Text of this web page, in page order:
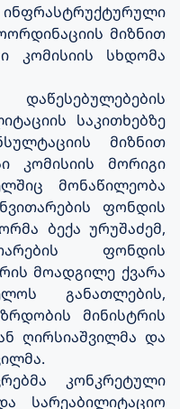
მიზნით
კომისიის სხდომა
საკითხებზე
მიზნით
კომისიის მორიგი
მონაწილეობა
ფონდის
ბექა ურუშაძემ,
ფონდის
მოადგილე ქვარა
განათლების,
მინისტრის
ღირსიაშვილმა და
კონკრეტული
სარეაბილიტაციო